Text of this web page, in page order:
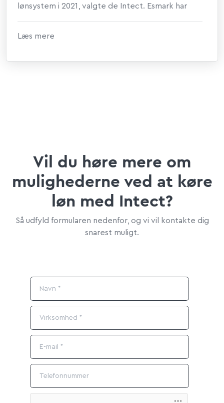
lønsystem i 2021, valgte de Intect. Esmark har
Læs mere
Vil du høre mere om
mulighederne ved at køre
løn med Intect?
Så udfyld formularen nedenfor, og vi vil kontakte dig
snarest muligt.